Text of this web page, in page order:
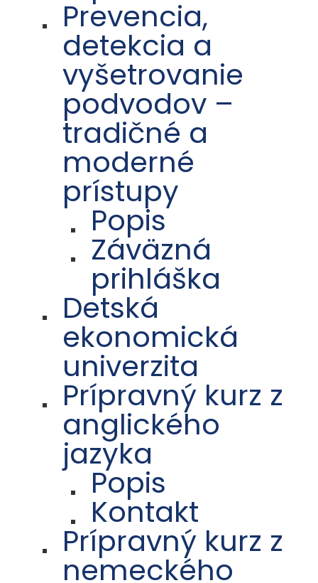
Prevencia,
detekcia a
vyšetrovanie
podvodov –
tradičné a
moderné
prístupy
Popis
Záväzná
prihláška
Detská
ekonomická
univerzita
Prípravný kurz z
anglického
jazyka
Popis
Kontakt
Prípravný kurz z
nemeckého